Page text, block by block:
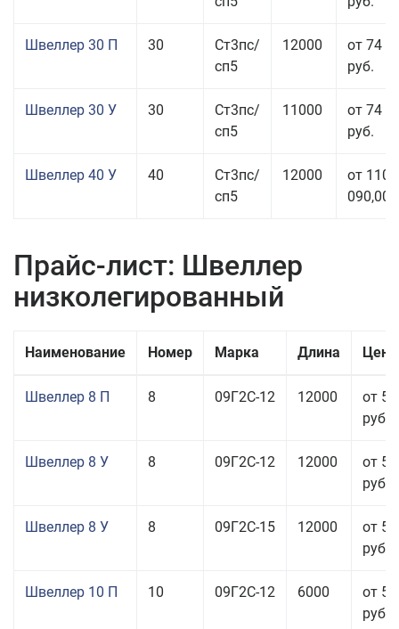
Швеллер 30 П 30
Ст3пс/
сп5
12000
от 74
руб.
Швеллер 30 У 30
Ст3пс/
сп5
11000
от 74
руб.
Швеллер 40 У 40
Ст3пс/
сп5
12000
от 110
090,00
Прайс-лист: Швеллер
низколегированный
Наименование Номер Марка Длина Цена
Швеллер 8 П 8 09Г2С-12 12000
от
руб.
Швеллер 8 У 8 09Г2С-12 12000
от
руб.
Швеллер 8 У 8 09Г2С-15 12000
от
руб.
Швеллер 10 П 10 09Г2С-12 6000
от
руб.